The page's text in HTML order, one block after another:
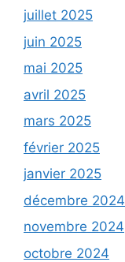
juillet 2025
juin 2025
mai 2025
avril 2025
mars 2025
février 2025
janvier 2025
décembre 2024
novembre 2024
octobre 2024